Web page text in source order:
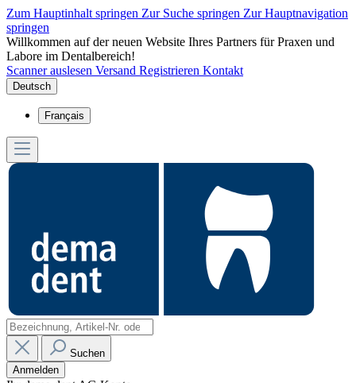
Zum Hauptinhalt springen Zur Suche springen Zur Hauptnavigation
springen
Willkommen auf der neuen Website Ihres Partners für Praxen und
Labore im Dentalbereich!
Scanner auslesen Versand Registrieren Kontakt
Deutsch
Français
Suchen
Anmelden